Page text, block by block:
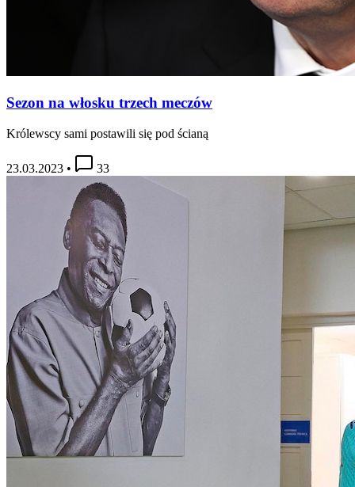
Sezon na włosku trzech meczów
Królewscy sami postawili się pod ścianą
23.03.2023 • 33